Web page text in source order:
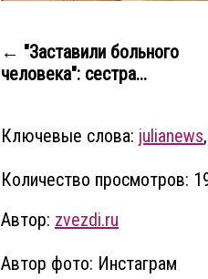
← "Заставили больного
человека": сестра...
Ключевые слова: julianews,
Количество просмотров:
Автор: zvezdi.ru
Автор фото: Инстаграм